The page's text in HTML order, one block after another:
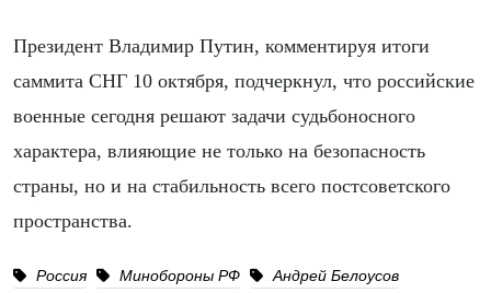
Президент Владимир Путин, комментируя итоги
саммита СНГ 10 октября, подчеркнул, что российские
военные сегодня решают задачи судьбоносного
характера, влияющие не только на безопасность
страны, но и на стабильность всего постсоветского
пространства.
Россия Минобороны РФ Андрей Белоусов